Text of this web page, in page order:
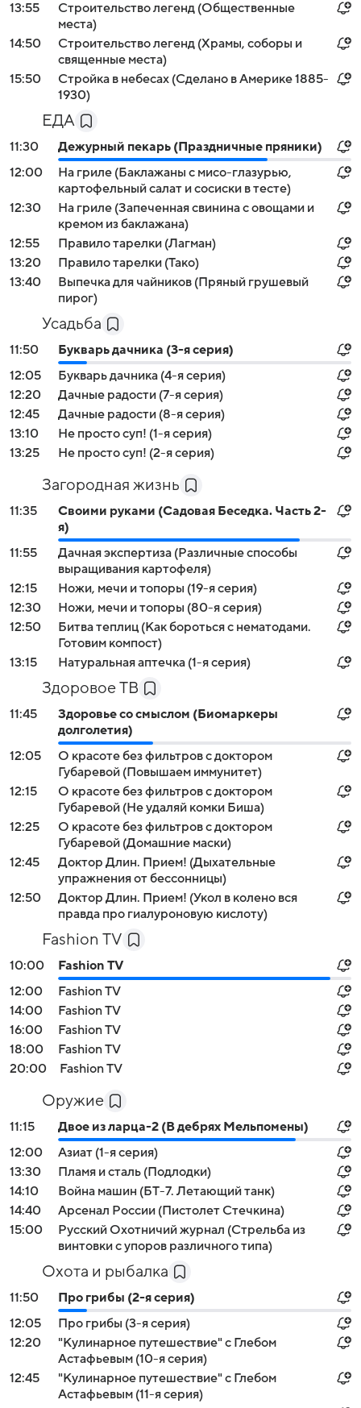
13:55
Строительство легенд (Общественные
места)
14:50
Строительство легенд (Храмы, соборы и
священные места)
15:50
Стройка в небесах (Сделано в Америке 1885-
1930)
ЕДА
11:30
Дежурный пекарь (Праздничные пряники)
12:00
На гриле (Баклажаны с мисо-глазурью,
картофельный салат и сосиски в тесте)
12:30
На гриле (Запеченная свинина с овощами и
кремом из баклажана)
12:55
Правило тарелки (Лагман)
13:20
Правило тарелки (Тако)
13:40
Выпечка для чайников (Пряный грушевый
пирог)
Усадьба
11:50
Букварь дачника (3-я серия)
12:05
Букварь дачника (4-я серия)
12:20
Дачные радости (7-я серия)
12:45
Дачные радости (8-я серия)
13:10
Не просто суп! (1-я серия)
13:25
Не просто суп! (2-я серия)
Загородная жизнь
11:35
Своими руками (Садовая Беседка. Часть 2-
я)
11:55
Дачная экспертиза (Различные способы
выращивания картофеля)
12:15
Ножи, мечи и топоры (19-я серия)
12:30
Ножи, мечи и топоры (80-я серия)
12:50
Битва теплиц (Как бороться с нематодами.
Готовим компост)
13:15
Натуральная аптечка (1-я серия)
Здоровое ТВ
11:45
Здоровье со смыслом (Биомаркеры
долголетия)
12:05
О красоте без фильтров с доктором
Губаревой (Повышаем иммунитет)
12:15
О красоте без фильтров с доктором
Губаревой (Не удаляй комки Биша)
12:25
О красоте без фильтров с доктором
Губаревой (Домашние маски)
12:45
Доктор Длин. Прием! (Дыхательные
упражнения от бессонницы)
12:50
Доктор Длин. Прием! (Укол в колено вся
правда про гиалуроновую кислоту)
Fashion TV
10:00
Fashion TV
12:00
Fashion TV
14:00
Fashion TV
16:00
Fashion TV
18:00
Fashion TV
20:00
Fashion TV
Оружие
11:15
Двое из ларца-2 (В дебрях Мельпомены)
12:00
Азиат (1-я серия)
13:30
Пламя и сталь (Подлодки)
14:10
Война машин (БТ-7. Летающий танк)
14:40
Арсенал России (Пистолет Стечкина)
15:00
Русский Охотничий журнал (Стрельба из
винтовки с упоров различного типа)
Охота и рыбалка
11:50
Про грибы (2-я серия)
12:05
Про грибы (3-я серия)
12:20
"Кулинарное путешествие" с Глебом
Астафьевым (10-я серия)
12:45
"Кулинарное путешествие" с Глебом
Астафьевым (11-я серия)